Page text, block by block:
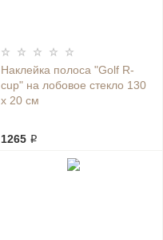
Наклейка полоса "Golf R-
cup" на лобовое стекло 130
х 20 см
1265 ₽